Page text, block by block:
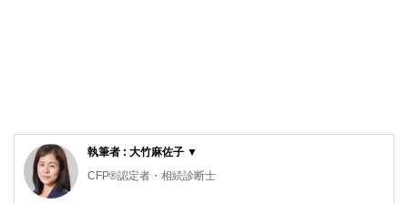
執筆者 : 大竹麻佐子 ▼
CFP®認定者・相続診断士